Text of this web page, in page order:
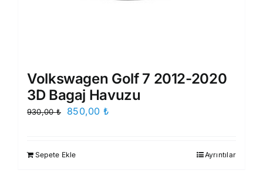
Volkswagen Golf 7 2012-2020
3D Bagaj Havuzu
930,00₺
Orijinal
850,00 ₺
Sepete Ekle Ayrıntılar